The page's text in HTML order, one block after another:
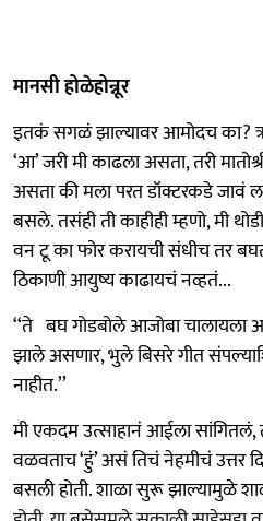
मानसी होळेहोन्नूर
इतकं सगळं झाल्यावर आमोदच का?
‘आ’ जरी मी काढला असता, तरी
असता की मला परत डॉक्टरकडे जावं
बसले. तसंही ती काहीही म्हणो, मी
वन टू का फोर करायची संधीच तर
ठिकाणी आयुष्य काढायचं नव्हतं...
‘‘ते बघ गोडबोले आजोबा
झाले असणार, भुले बिसरे गीत
नाहीत.’’
मी एकदम उत्साहानं आईला सांगितलं,
वळवताच ‘हुं’ असं तिचं नेहमीचं उत्तर
बसली होती. शाळा सुरू झाल्यामुळे